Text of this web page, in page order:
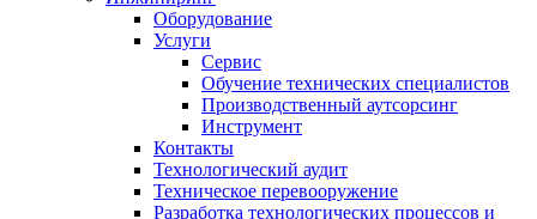
Оборудование
Услуги
Сервис
Обучение технических специалистов
Производственный аутсорсинг
Инструмент
Контакты
Технологический аудит
Техническое перевооружение
Разработка технологических процессов и